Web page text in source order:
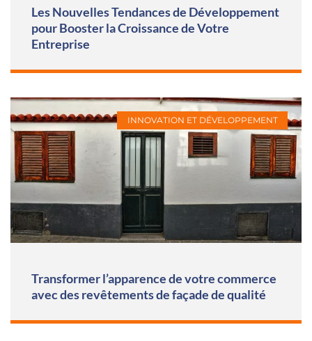
Les Nouvelles Tendances de Développement
pour Booster la Croissance de Votre
Entreprise
INNOVATION ET DÉVELOPPEMENT
Transformer l’apparence de votre commerce
avec des revêtements de façade de qualité